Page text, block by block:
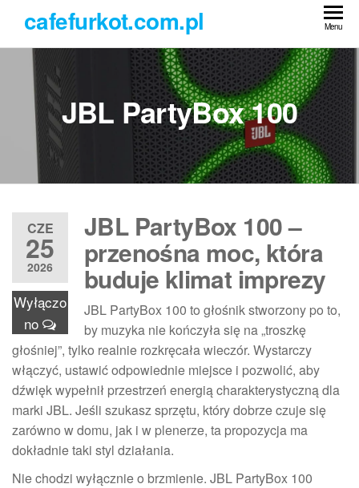
treści
cafefurkot.com.pl Menu
JBL PartyBox 100
CZE
25
2026
Wyłączo
no
JBL PartyBox 100 –
przenośna moc, która
buduje klimat imprezy
JBL PartyBox 100 to głośnik stworzony po to,
by muzyka nie kończyła się na „troszkę
głośniej”, tylko realnie rozkręcała wieczór. Wystarczy
włączyć, ustawić odpowiednie miejsce i pozwolić, aby
dźwięk wypełnił przestrzeń energią charakterystyczną dla
marki JBL. Jeśli szukasz sprzętu, który dobrze czuje się
zarówno w domu, jak i w plenerze, ta propozycja ma
dokładnie taki styl działania.
Nie chodzi wyłącznie o brzmienie. JBL PartyBox 100